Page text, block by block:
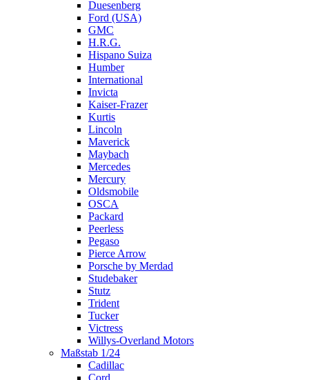
Duesenberg
Ford (USA)
GMC
H.R.G.
Hispano Suiza
Humber
International
Invicta
Kaiser-Frazer
Kurtis
Lincoln
Maverick
Maybach
Mercedes
Mercury
Oldsmobile
OSCA
Packard
Peerless
Pegaso
Pierce Arrow
Porsche by Merdad
Studebaker
Stutz
Trident
Tucker
Victress
Willys-Overland Motors
Maßstab 1/24
Cadillac
Cord